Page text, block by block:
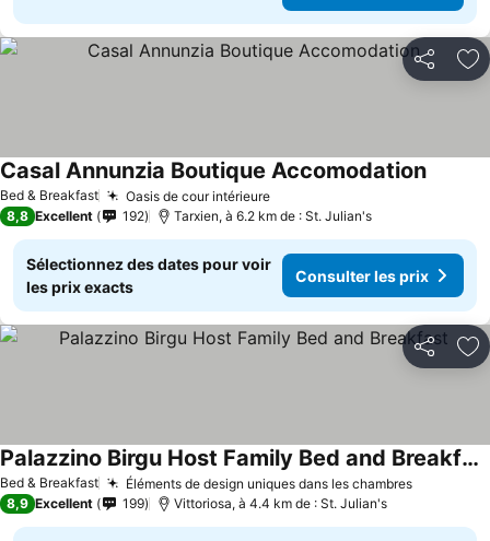
Partager
Bed & Breakfast Oasis de cour intérieure
Casal Annunzia Boutique Accomodation
8,8 Excellent 192 Tarxien, à 6.2 km de : St. Julian's
Sélectionnez des dates pour voir
les prix exacts
Consulter les prix
Partager
Bed & Breakfast Éléments de design uniques dans les chambres
Palazzino Birgu Host Family Bed and Breakfast
8,9 Excellent 199 Vittoriosa, à 4.4 km de : St. Julian's